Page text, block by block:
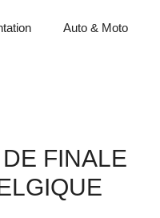
Auto & Moto
FINALE